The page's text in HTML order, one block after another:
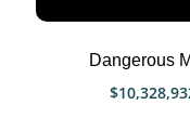
Dangerous
$